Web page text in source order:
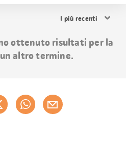
i
ottenuto risultati per la
altro termine.
Consiglia ora